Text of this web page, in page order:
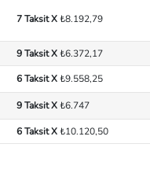
7 Taksit X₺8.192,79
9 Taksit X₺6.372,17
6 Taksit X₺9.558,25
9 Taksit X₺6.747
6 Taksit X₺10.120,50